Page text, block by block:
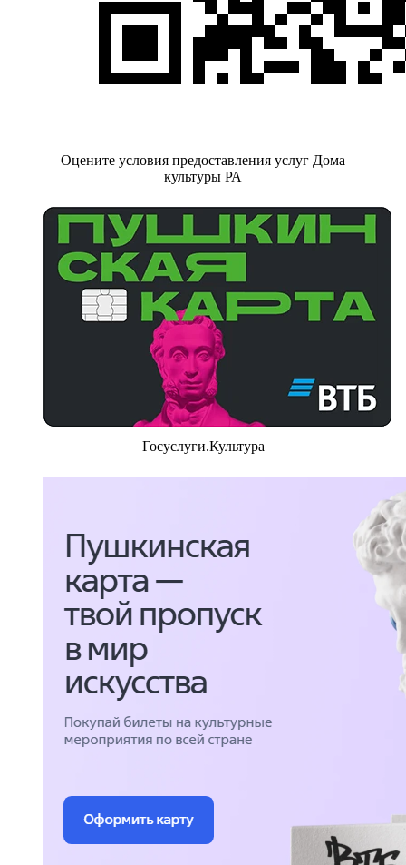
Оцените условия предоставления услуг Дома
культуры РА
Госуслуги.Культура